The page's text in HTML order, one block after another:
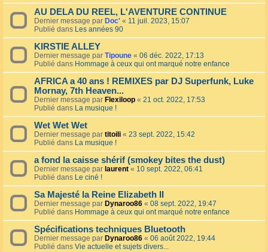
AU DELA DU REEL, L'AVENTURE CONTINUE
Dernier message par Doc' « 11 juil. 2023, 15:07
Publié dans Les années 90
KIRSTIE ALLEY
Dernier message par Tipoune « 06 déc. 2022, 17:13
Publié dans Hommage à ceux qui ont marqué notre enfance
AFRICA a 40 ans ! REMIXES par DJ Superfunk, Luke
Mornay, 7th Heaven...
Dernier message par Flexiloop « 21 oct. 2022, 17:53
Publié dans La musique !
Wet Wet Wet
Dernier message par titoili « 23 sept. 2022, 15:42
Publié dans La musique !
a fond la caisse shérif (smokey bites the dust)
Dernier message par laurent « 10 sept. 2022, 06:41
Publié dans Le ciné !
Sa Majesté la Reine Elizabeth II
Dernier message par Dynaroo86 « 08 sept. 2022, 19:47
Publié dans Hommage à ceux qui ont marqué notre enfance
Spécifications techniques Bluetooth
Dernier message par Dynaroo86 « 06 août 2022, 19:44
Publié dans Vie actuelle et sujets divers...